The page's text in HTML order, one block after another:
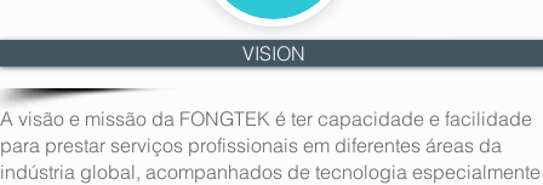
VISION
A visão e missão da FONGTEK é ter capacidade e facilidade
para prestar serviços profissionais em diferentes áreas da
indústria global, acompanhados de tecnologia especialmente